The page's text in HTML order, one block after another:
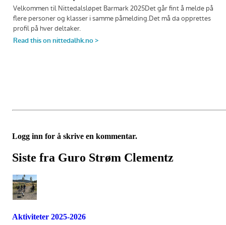
Logg inn for å skrive en kommentar.
Siste fra Guro Strøm Clementz
Aktiviteter 2025-2026